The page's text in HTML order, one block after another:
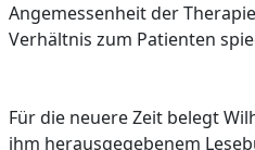
Angemessenheit der
Verhältnis zum Patienten
Für die neuere Zeit belegt
ihm herausgegebenem